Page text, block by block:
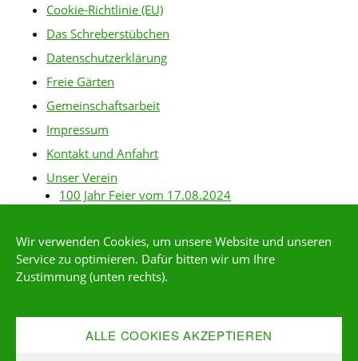
Wir verwenden Cookies, um unsere Website und unseren
Service zu optimieren. Dafür bitten wir um Ihre
Zustimmung (unten rechts).
ALLE COOKIES AKZEPTIEREN
Cookie-Richtlinie (EU)
Das Schreberstübchen
Datenschutzerklärung
Freie Gärten
Gemeinschaftsarbeit
Impressum
Kontakt und Anfahrt
Unser Verein
100 Jahr Feier vom 17.08.2024
Gartenanlagen
Gartenordnung
Kleingärtner*in werden
Mitgliederservice